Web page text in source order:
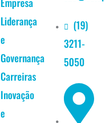
Liderança
e
Governança
Carreiras
Inovação
e
(19)
3211-
5050